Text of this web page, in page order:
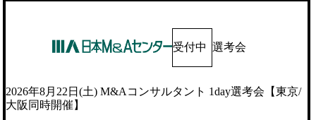
受付中 選考会
2026年8月22日(土) M&Aコンサルタント 1day選考会【東京/
大阪同時開催】